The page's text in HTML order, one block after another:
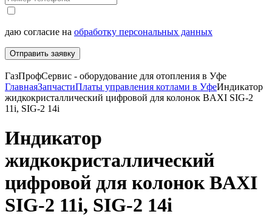
даю согласие на обработку персональных данных
Отправить заявку
ГазПрофСервис - оборудование для отопления в Уфе
ГлавнаяЗапчастиПлаты управления котлами в УфеИндикатор
жидкокристаллический цифровой для колонок BAXI SIG-2
11i, SIG-2 14i
Индикатор
жидкокристаллический
цифровой для колонок BAXI
SIG-2 11i, SIG-2 14i